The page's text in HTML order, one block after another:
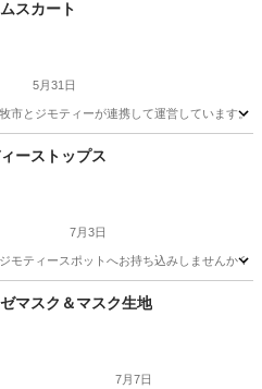
スカート
5月31日
市とジモティーが連携して運営していま
リユース
ーストップス
7月3日
ィースポットへお持ち込みしませんか？
マスク＆マスク生地
7月7日